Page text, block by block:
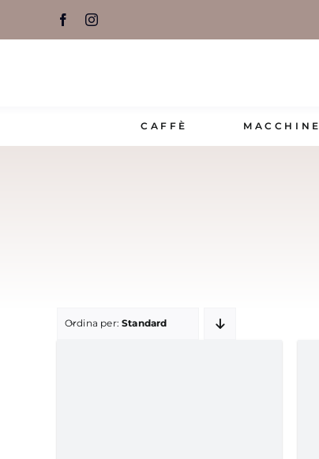
CAFFÈ MACCHINE
Ordina per:Standard